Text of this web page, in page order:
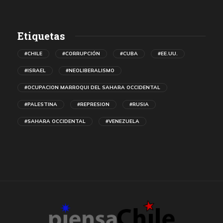
Etiquetas
#CHILE #CORRUPCIÓN #CUBA #EE.UU.
#ISRAEL #NEOLIBERALISMO
#OCUPACION MARROQUI DEL SAHARA OCCIDENTAL
#PALESTINA #REPRESION #RUSIA
#SAHARA OCCIDENTAL #VENEZUELA